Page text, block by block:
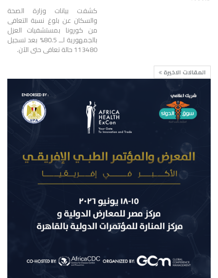
كشفت بيانات وزارة الصحة
والسكان عن بلوغ نسبة التعافى
من كورونا بمستشفيات العزل
بالجمهورية لــ 80.5% بعد تسجيل
113480 حالة تعافى حتى الآن.
المقالات الاخيرة